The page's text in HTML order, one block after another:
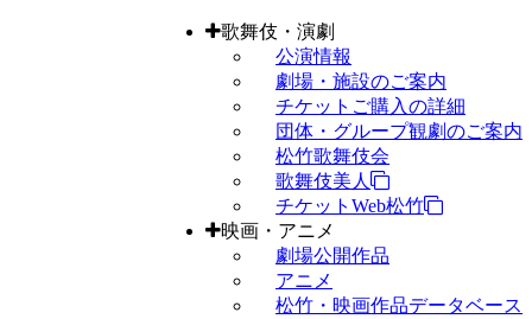
歌舞伎・演劇
公演情報
劇場・施設のご案内
チケットご購入の詳細
団体・グループ観劇のご案内
松竹歌舞伎会
歌舞伎美人
チケットWeb松竹
映画・アニメ
劇場公開作品
アニメ
松竹・映画作品データベース